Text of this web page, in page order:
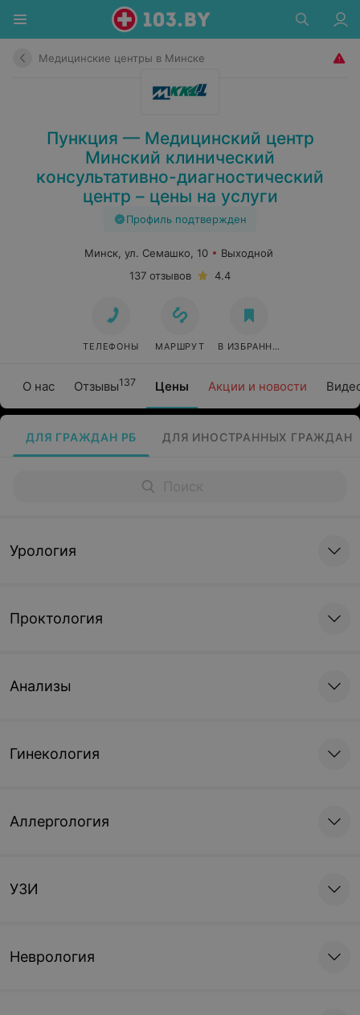
Медицинские центры в Минске
Пункция — Медицинский центр
Минский клинический
консультативно-диагностический
центр – цены на услуги
Профиль подтвержден
О нас Отзывы137 Цены Акции и новости
Минск, ул. Семашко, 10
Выходной
137 отзывов
4.4
ТЕЛЕФОНЫ МАРШРУТ В ИЗБРАННОЕ
ДЛЯ ГРАЖДАН РБ ДЛЯ ИНОСТРАННЫХ ГРАЖДАН
Урология
Проктология
Анализы
Гинекология
Аллергология
УЗИ
Неврология